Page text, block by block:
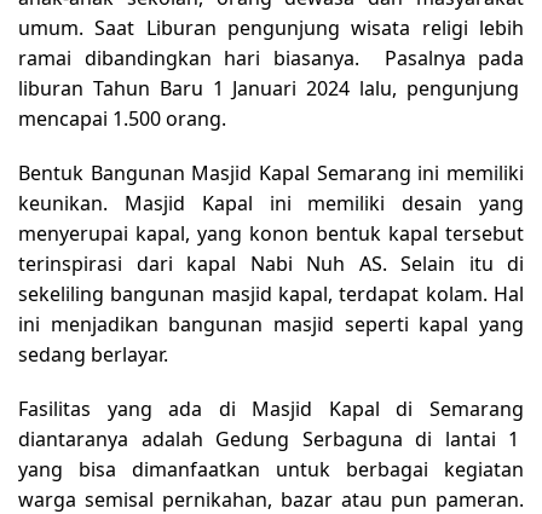
umum. Saat Liburan pengunjung wisata religi lebih
ramai dibandingkan hari biasanya. Pasalnya pada
liburan Tahun Baru 1 Januari 2024 lalu, pengunjung
mencapai 1.500 orang.
Bentuk Bangunan Masjid Kapal Semarang ini memiliki
keunikan. Masjid Kapal ini memiliki desain yang
menyerupai kapal, yang konon bentuk kapal tersebut
terinspirasi dari kapal Nabi Nuh AS. Selain itu di
sekeliling bangunan masjid kapal, terdapat kolam. Hal
ini menjadikan bangunan masjid seperti kapal yang
sedang berlayar.
Fasilitas yang ada di Masjid Kapal di Semarang
diantaranya adalah Gedung Serbaguna di lantai 1
yang bisa dimanfaatkan untuk berbagai kegiatan
warga semisal pernikahan, bazar atau pun pameran.